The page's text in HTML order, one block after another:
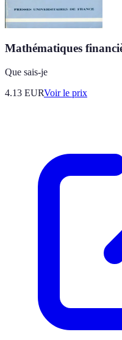
Mathématiques
Que sais-je
4.13 EURVoir le prix